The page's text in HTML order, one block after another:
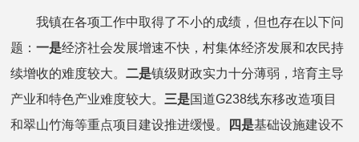
我镇在各项工作中取得了不小的成绩，但也存在以下问
题：一是经济社会发展增速不快，村集体经济发展和农民持
续增收的难度较大。二是镇级财政实力十分薄弱，培育主导
产业和特色产业难度较大。 三是国道G238线东移改造项目
和翠山竹海等重点项目建设推进缓慢。
四是基础设施建设不